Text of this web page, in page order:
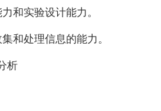
和实验设计能力。
和处理信息的能力。
析